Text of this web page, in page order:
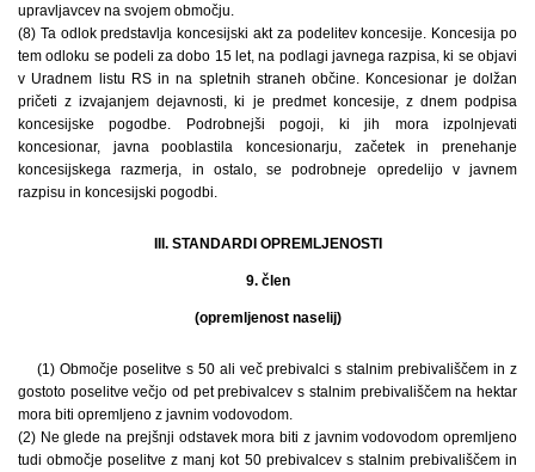
upravljavcev na svojem območju.
(8) Ta odlok predstavlja koncesijski akt za podelitev koncesije. Koncesija po
tem odloku se podeli za dobo 15 let, na podlagi javnega razpisa, ki se objavi
v Uradnem listu RS in na spletnih straneh občine. Koncesionar je dolžan
pričeti z izvajanjem dejavnosti, ki je predmet koncesije, z dnem podpisa
koncesijske pogodbe. Podrobnejši pogoji, ki jih mora izpolnjevati
koncesionar, javna pooblastila koncesionarju, začetek in prenehanje
koncesijskega razmerja, in ostalo, se podrobneje opredelijo v javnem
razpisu in koncesijski pogodbi.
III. STANDARDI OPREMLJENOSTI
9. člen
(opremljenost naselij)
(1) Območje poselitve s 50 ali več prebivalci s stalnim prebivališčem in z
gostoto poselitve večjo od pet prebivalcev s stalnim prebivališčem na hektar
mora biti opremljeno z javnim vodovodom.
(2) Ne glede na prejšnji odstavek mora biti z javnim vodovodom opremljeno
tudi območje poselitve z manj kot 50 prebivalcev s stalnim prebivališčem in